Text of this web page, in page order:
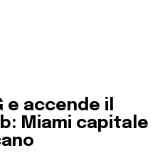
e accende il
Miami capitale